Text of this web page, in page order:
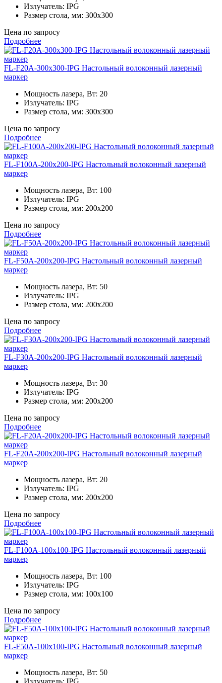
Излучатель: IPG
Размер стола, мм: 300x300
Цена по запросу
Подробнее
FL-F20A-300x300-IPG Настольный волоконный лазерный
маркер
Мощность лазера, Вт: 20
Излучатель: IPG
Размер стола, мм: 300x300
Цена по запросу
Подробнее
FL-F100A-200x200-IPG Настольный волоконный лазерный
маркер
Мощность лазера, Вт: 100
Излучатель: IPG
Размер стола, мм: 200x200
Цена по запросу
Подробнее
FL-F50A-200x200-IPG Настольный волоконный лазерный
маркер
Мощность лазера, Вт: 50
Излучатель: IPG
Размер стола, мм: 200x200
Цена по запросу
Подробнее
FL-F30A-200x200-IPG Настольный волоконный лазерный
маркер
Мощность лазера, Вт: 30
Излучатель: IPG
Размер стола, мм: 200x200
Цена по запросу
Подробнее
FL-F20A-200x200-IPG Настольный волоконный лазерный
маркер
Мощность лазера, Вт: 20
Излучатель: IPG
Размер стола, мм: 200x200
Цена по запросу
Подробнее
FL-F100A-100x100-IPG Настольный волоконный лазерный
маркер
Мощность лазера, Вт: 100
Излучатель: IPG
Размер стола, мм: 100x100
Цена по запросу
Подробнее
FL-F50A-100x100-IPG Настольный волоконный лазерный
маркер
Мощность лазера, Вт: 50
Излучатель: IPG